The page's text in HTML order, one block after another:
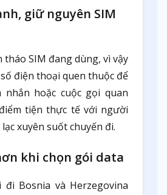
giữ nguyên SIM
tháo SIM đang dùng, vì vậy
điện thoại quen thuộc để
nhắn hoặc cuộc gọi quan
tiện thực tế với người
xuyên suốt chuyến đi.
khi chọn gói data
đi Bosnia và Herzegovina